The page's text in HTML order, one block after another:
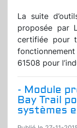
La suite
proposée par
certifiée pour
61508 pour
- Module
Bay Trail
systèmes